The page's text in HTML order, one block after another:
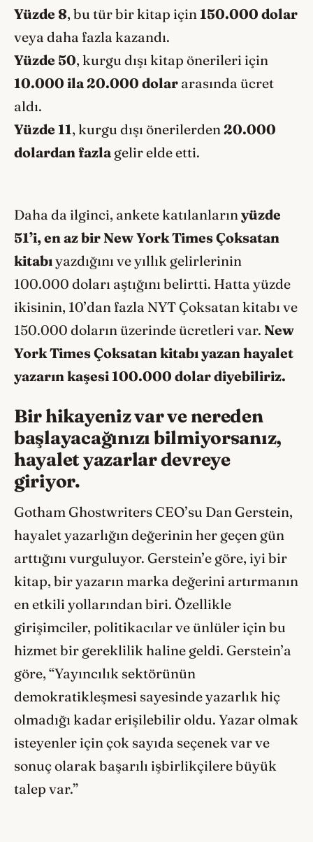
Yüzde 8, bu tür bir kitap için 150.000 dolar
veya daha fazla kazandı.
Yüzde 50, kurgu dışı kitap önerileri için
10.000 ila 20.000 dolar arasında ücret
aldı.
Yüzde 11, kurgu dışı önerilerden 20.000
dolardan fazla gelir elde etti.
Daha da ilginci, ankete katılanlarınyüzde
51’i, en az bir New York Times Çoksatan
kitabıyazdığını ve yıllık gelirlerinin
100.000 doları aştığını belirtti. Hatta yüzde
ikisinin, 10’dan fazla NYT Çoksatan kitabı ve
150.000 doların üzerinde ücretleri var. New
York Times Çoksatan kitabı yazan hayalet
yazarın kaşesi 100.000 dolar diyebiliriz.
Bir hikayeniz var ve nereden
başlayacağınızı bilmiyorsanız,
hayalet yazarlar devreye
giriyor.
Gotham Ghostwriters CEO’su Dan Gerstein,
hayalet yazarlığın değerinin her geçen gün
arttığını vurguluyor. Gerstein’e göre, iyi bir
kitap, bir yazarın marka değerini artırmanın
en etkili yollarından biri. Özellikle
girişimciler, politikacılar ve ünlüler için bu
hizmet bir gereklilik haline geldi. Gerstein’a
göre, “Yayıncılık sektörünün
demokratikleşmesi sayesinde yazarlık hiç
olmadığı kadar erişilebilir oldu. Yazar olmak
isteyenler için çok sayıda seçenek var ve
sonuç olarak başarılı işbirlikçilere büyük
talep var.”